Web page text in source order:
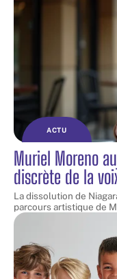
ACTU
Muriel Moreno
discrète de la
La dissolution de
parcours artistique de